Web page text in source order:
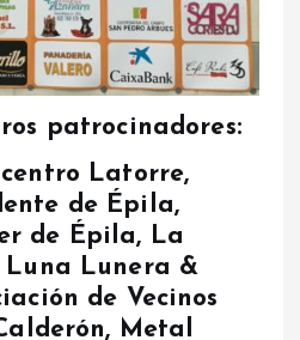
patrocinadores:
Latorre,
de Épila,
de Épila, La
Luna Lunera &
de Vecinos
Metal